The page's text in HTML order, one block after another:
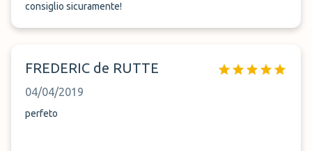
consiglio sicuramente!
FREDERIC de RUTTE
04/04/2019
perfeto